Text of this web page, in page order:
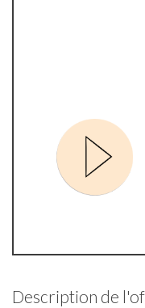
Description de